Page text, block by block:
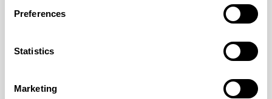
Preferences
Statistics
Marketing